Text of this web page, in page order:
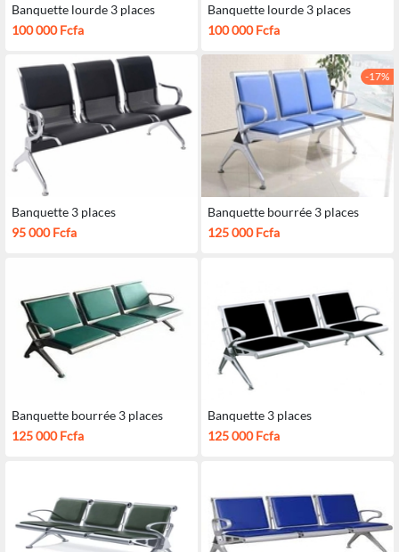
Banquette lourde 3 places
100 000 Fcfa
Banquette lourde 3 places
100 000 Fcfa
Banquette 3 places
95 000 Fcfa
-17%
Banquette bourrée 3 places
125 000 Fcfa
Banquette bourrée 3 places
125 000 Fcfa
Banquette 3 places
125 000 Fcfa